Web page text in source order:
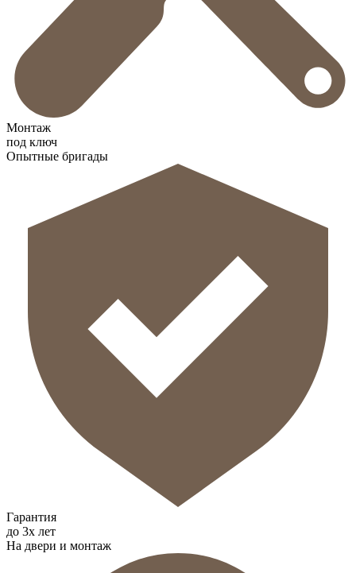
Монтаж
под ключ
Опытные бригады
Гарантия
до 3х лет
На двери и монтаж